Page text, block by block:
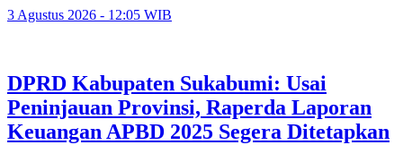
3 Agustus 2026 - 12:05 WIB
DPRD Kabupaten Sukabumi: Usai
Peninjauan Provinsi, Raperda Laporan
Keuangan APBD 2025 Segera Ditetapkan